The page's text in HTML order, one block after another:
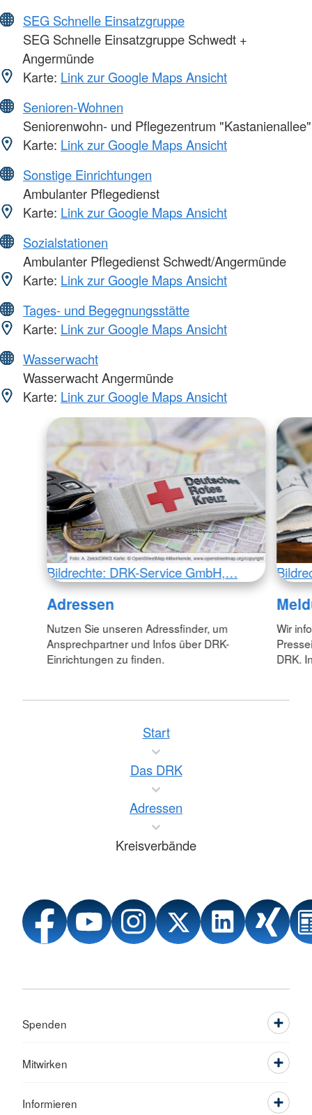
SEG Schnelle Einsatzgruppe
SEG Schnelle Einsatzgruppe Schwedt +
Angermünde
Karte: Link zur Google Maps Ansicht
Senioren-Wohnen
Seniorenwohn- und Pflegezentrum "Kastanienallee"
Karte: Link zur Google Maps Ansicht
Sonstige Einrichtungen
Ambulanter Pflegedienst
Karte: Link zur Google Maps Ansicht
Sozialstationen
Ambulanter Pflegedienst Schwedt/Angermünde
Karte: Link zur Google Maps Ansicht
Tages- und Begegnungsstätte
Karte: Link zur Google Maps Ansicht
Wasserwacht
Wasserwacht Angermünde
Karte: Link zur Google Maps Ansicht
Bildrechte: DRK-Service GmbH,…
Adressen
Nutzen Sie unseren Adressfinder, um
Ansprechpartner und Infos über DRK-
Einrichtungen zu finden.
Wir
DRK.
Start
Das DRK
Adressen
Kreisverbände
Spenden
Mitwirken
Informieren